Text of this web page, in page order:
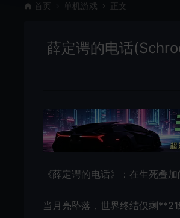
首页 单机游戏 正文
薛定谔的电话
《薛定谔的电话》：在生死叠
当月亮坠落，世界终结仅剩